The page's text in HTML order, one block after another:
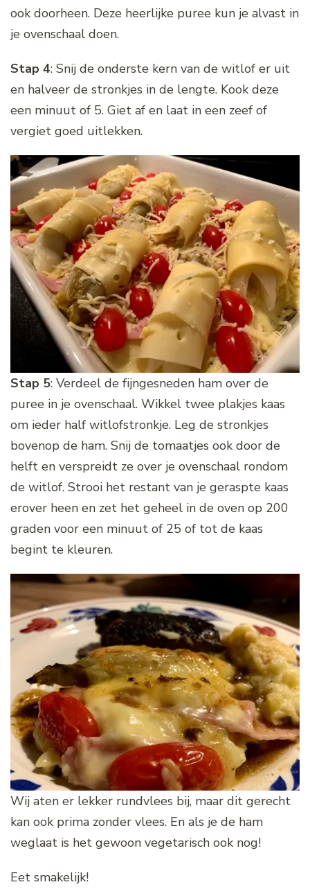
ook doorheen. Deze heerlijke puree kun je alvast in
je ovenschaal doen.
Stap 4: Snij de onderste kern van de witlof er uit
en halveer de stronkjes in de lengte. Kook deze
een minuut of 5. Giet af en laat in een zeef of
vergiet goed uitlekken.
Stap 5: Verdeel de fijngesneden ham over de
puree in je ovenschaal. Wikkel twee plakjes kaas
om ieder half witlofstronkje. Leg de stronkjes
bovenop de ham. Snij de tomaatjes ook door de
helft en verspreidt ze over je ovenschaal rondom
de witlof. Strooi het restant van je geraspte kaas
erover heen en zet het geheel in de oven op 200
graden voor een minuut of 25 of tot de kaas
begint te kleuren.
Wij aten er lekker rundvlees bij, maar dit gerecht
kan ook prima zonder vlees. En als je de ham
weglaat is het gewoon vegetarisch ook nog!
Eet smakelijk!